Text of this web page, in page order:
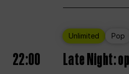
Unlimited Pop
22:00 Late Night: